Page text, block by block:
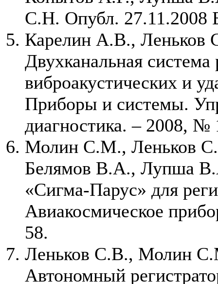
С.Н. Опубл.
Карелин А.В.,
Двухканальная
виброакустических и
Приборы и системы.
диагностика. – 2008, №
Молин С.М., Леньков
Белямов В.А., Лупша
«Сигма-Парус» для
Авиакосмическое
58.
Леньков С.В., Молин
Автономный